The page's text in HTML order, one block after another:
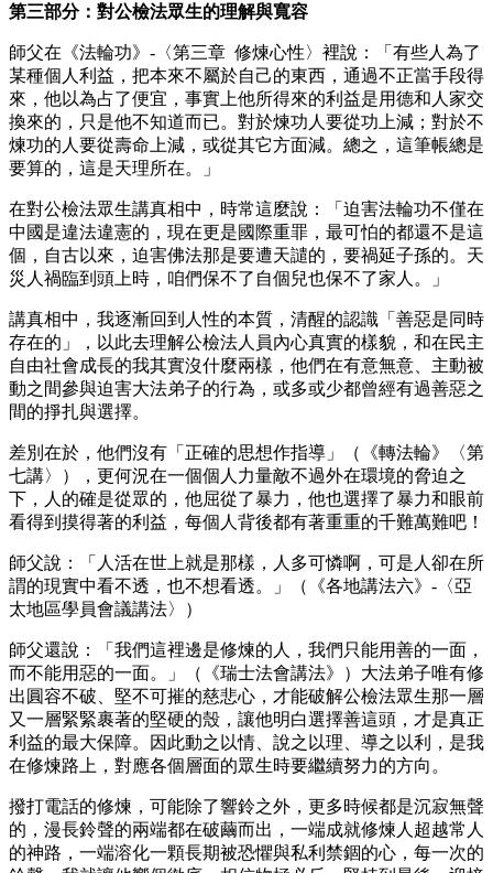
第三部分：對公檢法眾生的理解與寬容
師父在《法輪功》-〈第三章 修煉心性〉裡說：「有些人為了
某種個人利益，把本來不屬於自己的東西，通過不正當手段得
來，他以為占了便宜，事實上他所得來的利益是用德和人家交
換來的，只是他不知道而已。對於煉功人要從功上減；對於不
煉功的人要從壽命上減，或從其它方面減。總之，這筆帳總是
要算的，這是天理所在。」
在對公檢法眾生講真相中，時常這麼說：「迫害法輪功不僅在
中國是違法違憲的，現在更是國際重罪，最可怕的都還不是這
個，自古以來，迫害佛法那是要遭天譴的，要禍延子孫的。天
災人禍臨到頭上時，咱們保不了自個兒也保不了家人。」
講真相中，我逐漸回到人性的本質，清醒的認識「善惡是同時
存在的」，以此去理解公檢法人員內心真實的樣貌，和在民主
自由社會成長的我其實沒什麼兩樣，他們在有意無意、主動被
動之間參與迫害大法弟子的行為，或多或少都曾經有過善惡之
間的掙扎與選擇。
差別在於，他們沒有「正確的思想作指導」（《轉法輪》〈第
七講〉），更何況在一個個人力量敵不過外在環境的脅迫之
下，人的確是從眾的，他屈從了暴力，他也選擇了暴力和眼前
看得到摸得著的利益，每個人背後都有著重重的千難萬難吧！
師父說：「人活在世上就是那樣，人多可憐啊，可是人卻在所
謂的現實中看不透，也不想看透。」（《各地講法六》-〈亞
太地區學員會議講法〉）
師父還說：「我們這裡邊是修煉的人，我們只能用善的一面，
而不能用惡的一面。」（《瑞士法會講法》）大法弟子唯有修
出圓容不破、堅不可摧的慈悲心，才能破解公檢法眾生那一層
又一層緊緊裹著的堅硬的殼，讓他明白選擇善這頭，才是真正
利益的最大保障。因此動之以情、說之以理、導之以利，是我
在修煉路上，對應各個層面的眾生時要繼續努力的方向。
撥打電話的修煉，可能除了響鈴之外，更多時候都是沉寂無聲
的，漫長鈴聲的兩端都在破繭而出，一端成就修煉人超越常人
的神路，一端溶化一顆長期被恐懼與私利禁錮的心，每一次的